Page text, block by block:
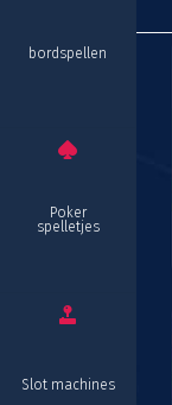
bordspellen
Poker
spelletjes
Slot machines